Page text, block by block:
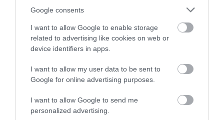
Google consents
I want to allow Google to enable storage
related to advertising like cookies on web or
device identifiers in apps.
I want to allow my user data to be sent to
Google for online advertising purposes.
I want to allow Google to send me
personalized advertising.
aeroporturilor regionale spaniole. Pentru a pune
aeroporturi care primesc turiști, dintre care 43 sunt
gestionate de AENA, ceeace înseamnă în practică
peste 309 milioane de pasageri pe an.
urmare, decizia ar putea avea, fără exagerare, un
impact asupra turismului din țară, în special în
cost a jucat un rol important până în prezent.